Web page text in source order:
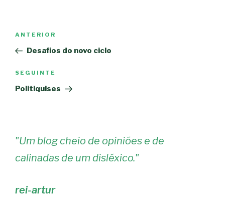
artigos
Conteúdo
anterior
ANTERIOR
Desafios do novo ciclo
Conteúdo
seguinte
SEGUINTE
Politiquises
"Um blog cheio de opiniões e de
calinadas de um disléxico."
rei-artur